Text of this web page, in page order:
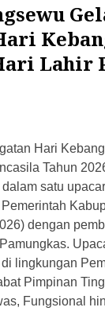
Lahir
Hari
Tahun
satu
dengan
lingkungan
Pimpinan
Fungsional